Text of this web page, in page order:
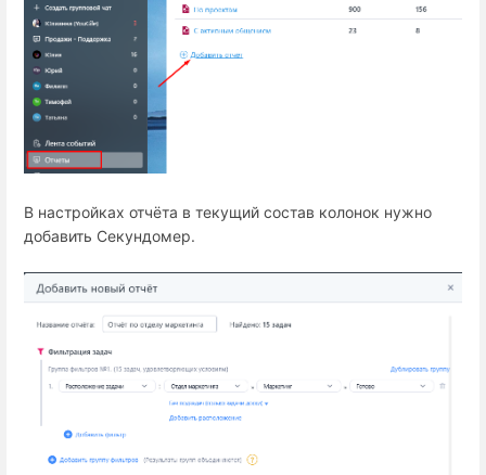
В настройках отчёта в текущий состав колонок нужно
добавить Секундомер.